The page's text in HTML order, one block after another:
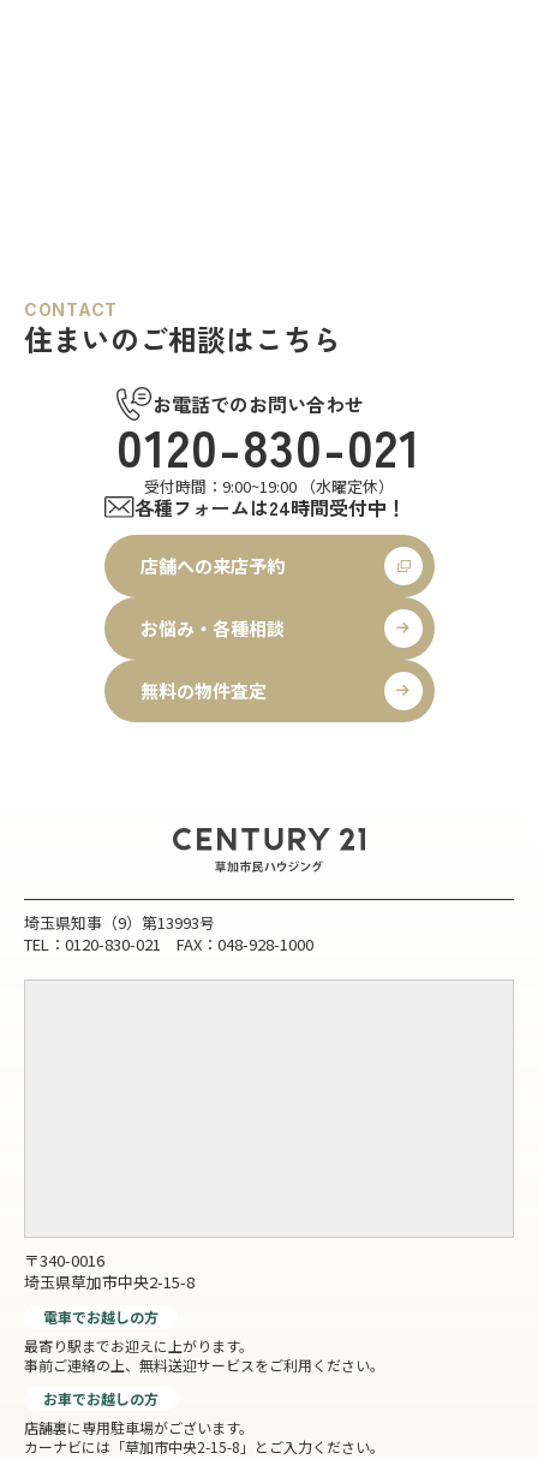
CONTACT
住まいのご相談はこちら
お電話でのお問い合わせ
0120-830-021
受付時間：9:00~19:00 （水曜定休）
各種フォームは24時間受付中！
店舗への来店予約
お悩み・各種相談
無料の物件査定
埼玉県知事（9）第13993号
TEL：0120-830-021 FAX：048-928-1000
〒340-0016
埼玉県草加市中央2-15-8
電車でお越しの方
最寄り駅までお迎えに上がります。
事前ご連絡の上、無料送迎サービスをご利用ください。
お車でお越しの方
店舗裏に専用駐車場がございます。
カーナビには「草加市中央2-15-8」とご入力ください。